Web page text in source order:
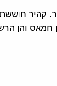
קהיר
והן